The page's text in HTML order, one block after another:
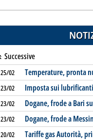
Successive
25/02 Temperature, pronta
23/02 Imposta sui
23/02 Dogane, frode a Bari
23/02 Dogane, frode a
20/02 Tariffe gas Autorità,